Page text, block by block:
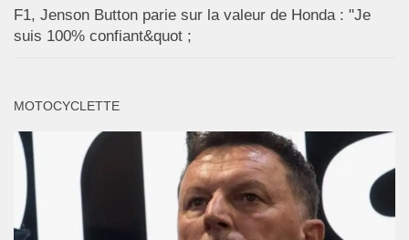
F1, Jenson Button parie sur la valeur de Honda : "Je
suis 100% confiant&quot ;
MOTOCYCLETTE